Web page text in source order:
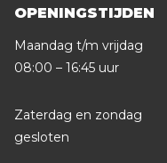
OPENINGSTIJDEN
Maandag t/m vrijdag
08:00 – 16:45 uur
Zaterdag en zondag
gesloten